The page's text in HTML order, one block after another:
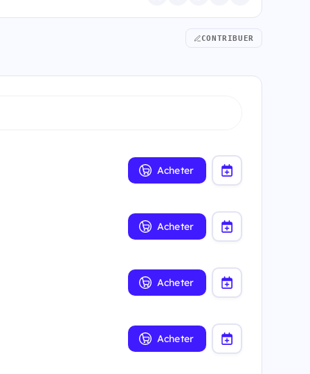
CONTRIBUER
Acheter
Acheter
Acheter
Acheter